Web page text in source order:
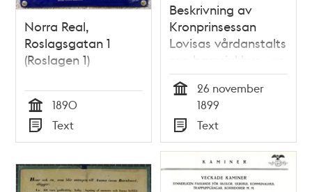
Norra Real,
Roslagsgatan 1
(Roslagen 1)
Tid
1890
Typ
Text
Beskrivning av
Kronprinsessan
Lovisas vårdanstalts
nya barnsjukhus - ur
tidskriften "Hvar 8
dag" 1899
26 november
1899
Typ
Text